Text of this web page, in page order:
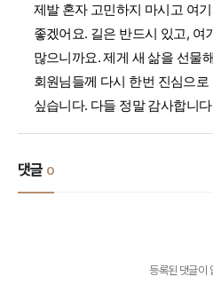
제발 혼자 고민하지 마시고 여
좋겠어요. 길은 반드시 있고, 여
많으니까요. 제게 새 삶을 선물
회원님들께 다시 한번 진심으
싶습니다. 다들 정말 감사합니
댓글 0
등록된 댓글이